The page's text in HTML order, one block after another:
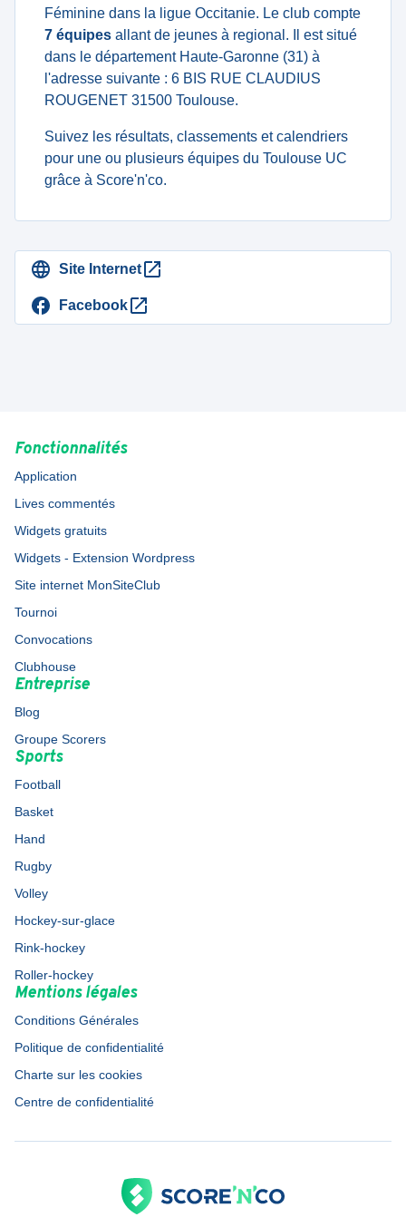
Féminine dans la ligue Occitanie. Le club compte
7 équipes allant de jeunes à regional. Il est situé
dans le département Haute-Garonne (31) à
l'adresse suivante : 6 BIS RUE CLAUDIUS
ROUGENET 31500 Toulouse.
Suivez les résultats, classements et calendriers
pour une ou plusieurs équipes du Toulouse UC
grâce à Score'n'co.
Site Internet
Facebook
Fonctionnalités
Application
Lives commentés
Widgets gratuits
Widgets - Extension Wordpress
Site internet MonSiteClub
Tournoi
Convocations
Clubhouse
Entreprise
Blog
Groupe Scorers
Sports
Football
Basket
Hand
Rugby
Volley
Hockey-sur-glace
Rink-hockey
Roller-hockey
Mentions légales
Conditions Générales
Politique de confidentialité
Charte sur les cookies
Centre de confidentialité